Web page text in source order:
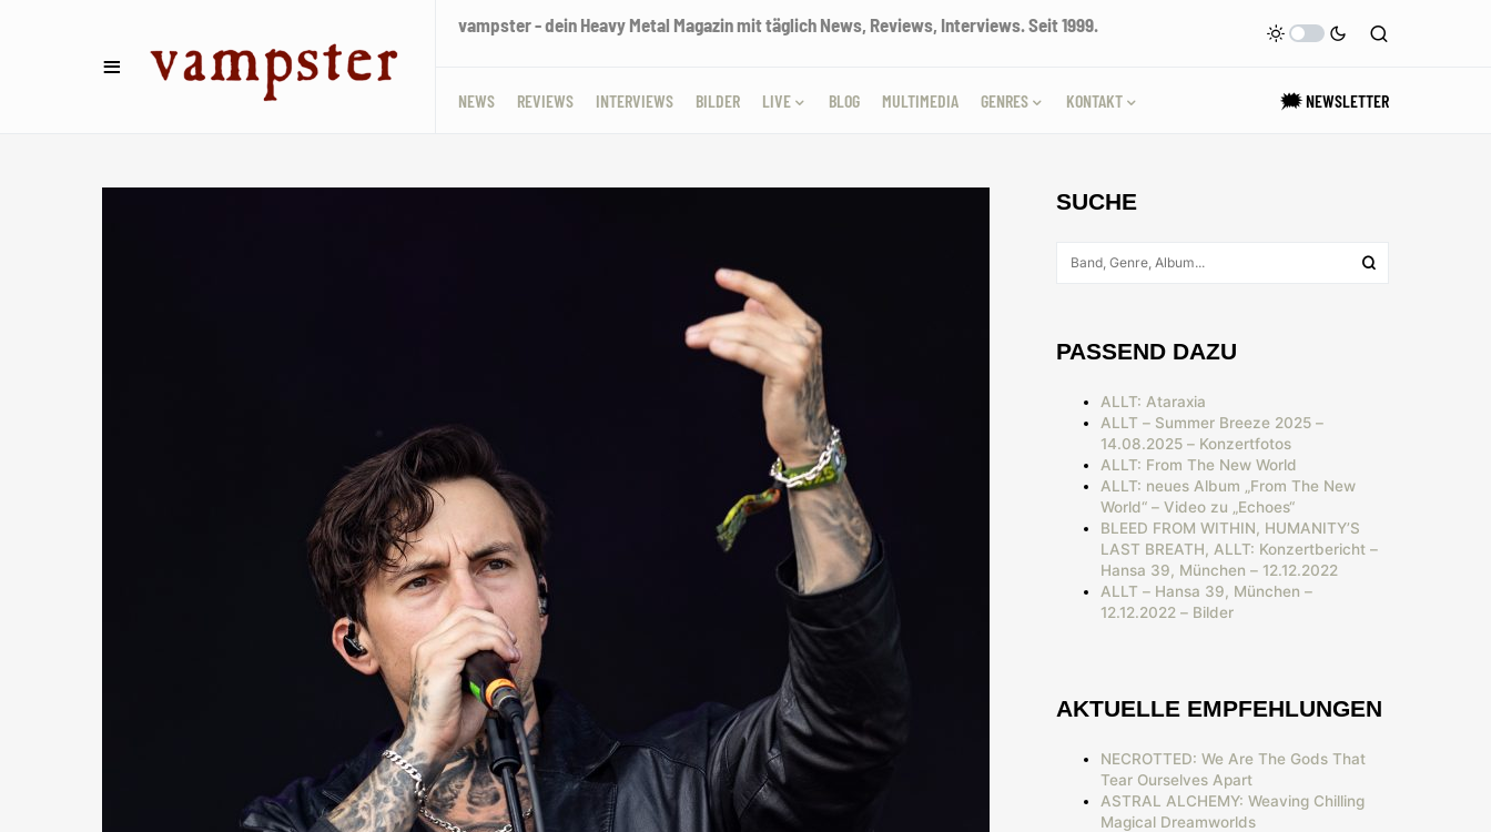
vampster - dein Heavy Metal Magazin mit täglich News, Reviews, Interviews. Seit 1999.
NEWS REVIEWS INTERVIEWS BILDER LIVE BLOG MULTIMEDIA GENRES KONTAKT 🗯 NEWSLETTER
SUCHE
PASSEND DAZU
ALLT: Ataraxia
ALLT – Summer Breeze 2025 –
14.08.2025 – Konzertfotos
ALLT: From The New World
ALLT: neues Album „From The New
World“ – Video zu „Echoes“
BLEED FROM WITHIN, HUMANITY’S
LAST BREATH, ALLT: Konzertbericht –
Hansa 39, München – 12.12.2022
ALLT – Hansa 39, München –
12.12.2022 – Bilder
AKTUELLE EMPFEHLUNGEN
NECROTTED: We Are The Gods That
Tear Ourselves Apart
ASTRAL ALCHEMY: Weaving Chilling
Magical Dreamworlds